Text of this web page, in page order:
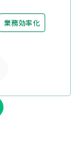
業務効率化